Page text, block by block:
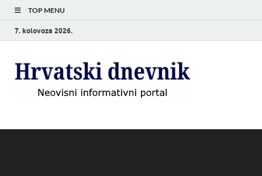
TOP MENU
7. kolovoza 2026.